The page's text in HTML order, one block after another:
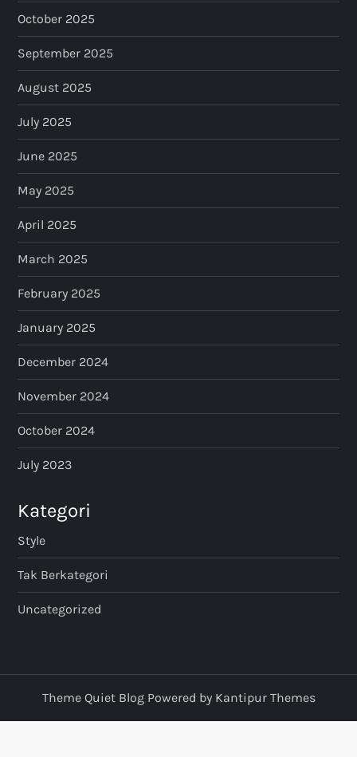
October 2025
September 2025
August 2025
July 2025
June 2025
May 2025
April 2025
March 2025
February 2025
January 2025
December 2024
November 2024
October 2024
July 2023
Kategori
Style
Tak Berkategori
Uncategorized
Theme Quiet Blog Powered by Kantipur Themes